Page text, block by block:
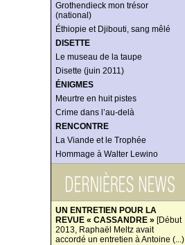
Grothendieck mon trésor
(national)
Éthiopie et Djibouti, sang mêlé
DISETTE
Le museau de la taupe
Disette (juin 2011)
ÉNIGMES
Meurtre en huit pistes
Crime dans l’au-delà
RENCONTRE
La Viande et le Trophée
Hommage à Walter Lewino
UN ENTRETIEN POUR LA
REVUE « CASSANDRE » [Début
2013, Raphaël Meltz avait
accordé un entretien à Antoine (...)